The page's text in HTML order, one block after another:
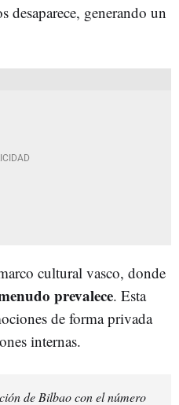
desaparece, generando un
cultural vasco, donde
prevalece. Esta
de forma privada
internas.
de Bilbao con el número